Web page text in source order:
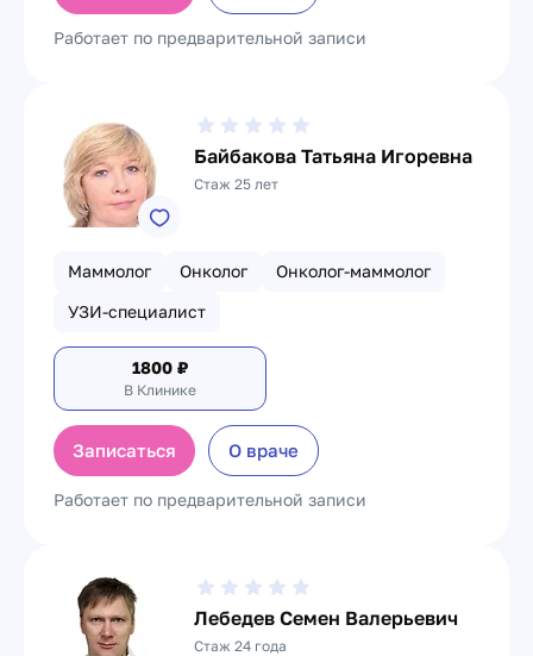
Работает по предварительной записи
Байбакова Татьяна Игоревна
Стаж 25 лет
Маммолог Онколог
Онколог-маммолог
УЗИ-специалист
1800 ₽
В Клинике
Записаться О враче
Работает по предварительной записи
Лебедев Семен Валерьевич
Стаж 24 года